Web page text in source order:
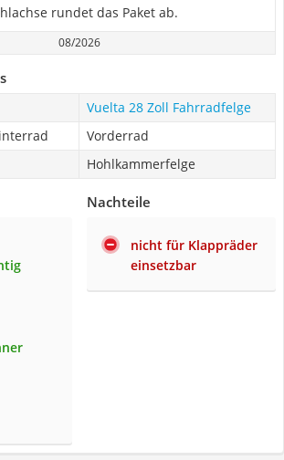
rundet das Paket ab.
08/2026
Vuelta 28 Zoll Fahrradfelge
Vorderrad
Hohlkammerfelge
Nachteile
nicht für Klappräder
einsetzbar